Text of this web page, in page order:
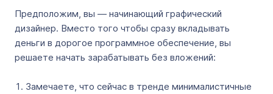
Предположим, вы — начинающий графический
дизайнер. Вместо того чтобы сразу вкладывать
деньги в дорогое программное обеспечение, вы
решаете начать зарабатывать без вложений:
Замечаете, что сейчас в тренде минималистичные